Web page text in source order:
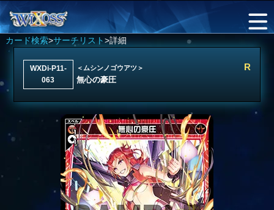
カード検索>サーチリスト>詳細
WXDi-P11-
063
＜ムシンノゴウアツ＞
無心の豪圧
R